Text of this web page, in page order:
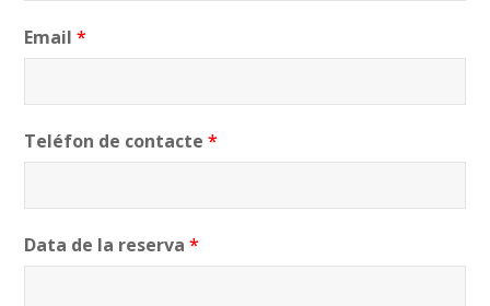
Email*
Teléfon de contacte*
Data de la reserva*